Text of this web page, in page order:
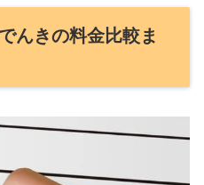
んきの料金比較ま